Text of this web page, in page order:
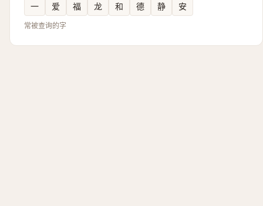
一 爱 福 龙 和 德 静 安
常被查询的字